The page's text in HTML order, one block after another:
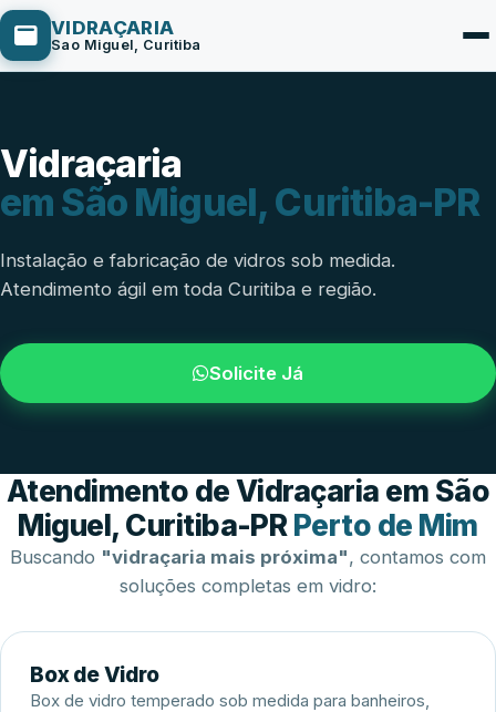
VIDRAÇARIA
Sao Miguel, Curitiba
Box de Vidro
Portas em Vidro
Janelas de Vidro
Esquadrias de Alumínio
Vidraçaria
em São Miguel, Curitiba-PR
Instalação e fabricação de vidros sob medida.
Atendimento ágil em toda Curitiba e região.
Solicite Já
Atendimento de Vidraçaria em São
Miguel, Curitiba-PR Perto de Mim
Buscando "vidraçaria mais próxima", contamos com
soluções completas em vidro:
Box de Vidro
Box de vidro temperado sob medida para banheiros,